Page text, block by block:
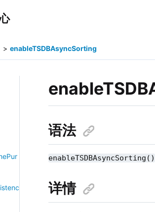
enableTSDBAsyncSorting
语法
enableTSDBAsyncSorting()
详情